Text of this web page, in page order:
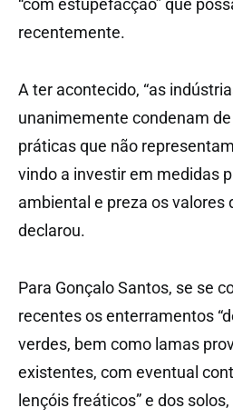
“com estupefacção” que
recentemente.
A ter acontecido, “as
unanimemente condenam
práticas que não
vindo a investir em medidas
ambiental e preza os valores
declarou.
Para Gonçalo Santos, se se
recentes os enterramentos
verdes, bem como lamas
existentes, com eventual
lençóis freáticos” e dos